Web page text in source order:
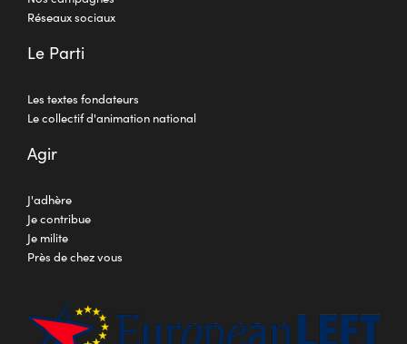
Réseaux sociaux
Le Parti
Les textes fondateurs
Le collectif d'animation national
Agir
J'adhère
Je contribue
Je milite
Près de chez vous